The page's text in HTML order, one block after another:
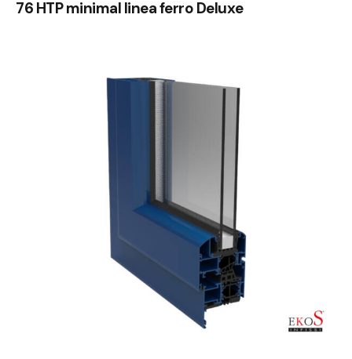
76 HTP minimal linea ferro Deluxe